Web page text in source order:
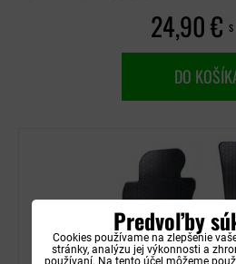
24,90 €
DO
Predvoľby
Cookies používame na zlepšenie
stránky, analýzu jej výkonnosti a